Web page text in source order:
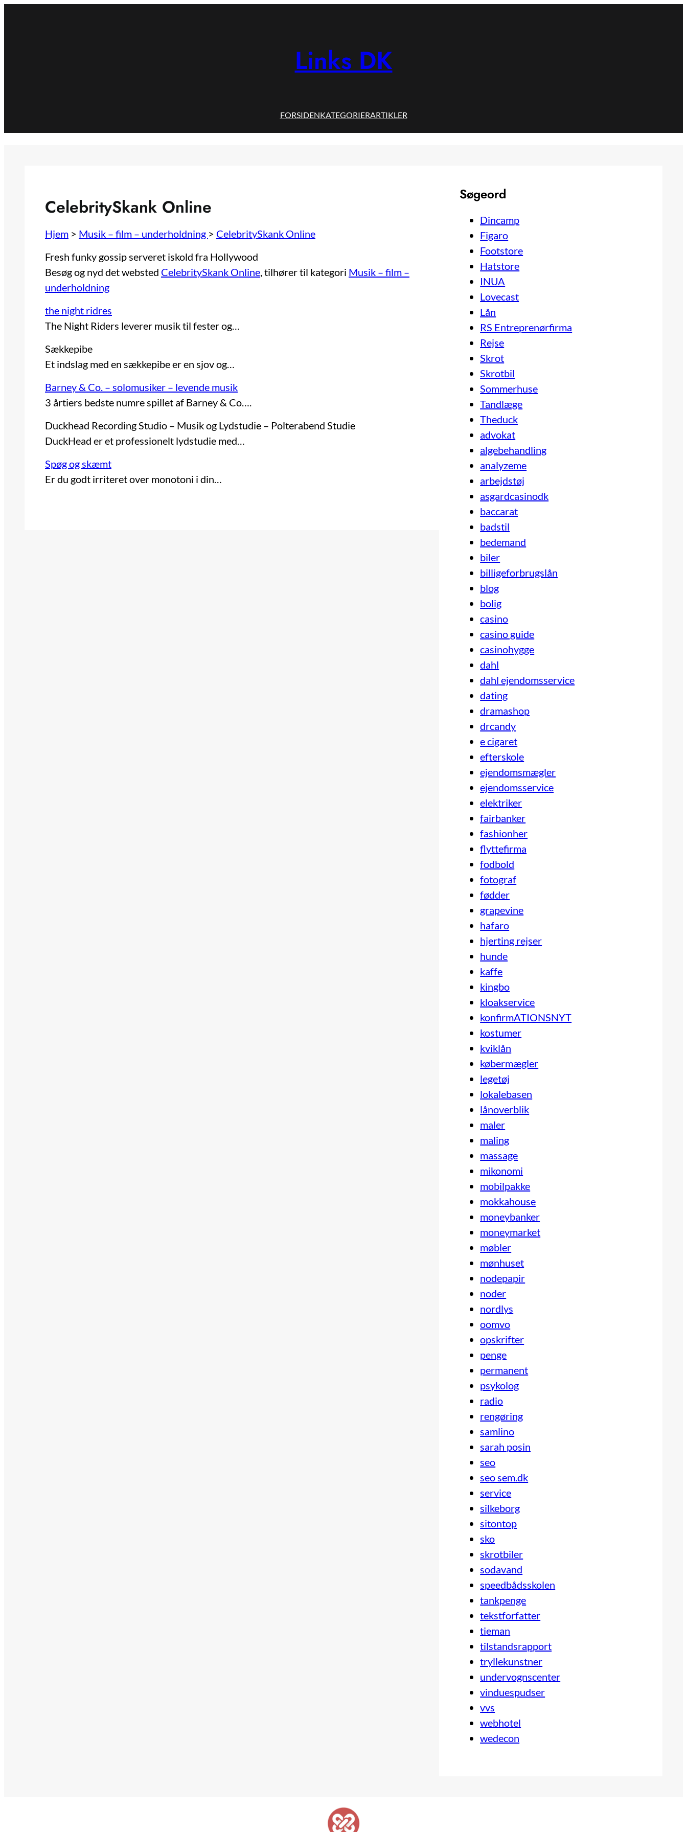
Links DK
FORSIDENKATEGORIERARTIKLER
CelebritySkank Online
Hjem > Musik – film – underholdning > CelebritySkank Online
Fresh funky gossip serveret iskold fra Hollywood
Besøg og nyd det websted CelebritySkank Online, tilhører til kategori Musik – film –
underholdning
the night ridres
The Night Riders leverer musik til fester og…
Sækkepibe
Et indslag med en sækkepibe er en sjov og…
Barney & Co. – solomusiker – levende musik
3 årtiers bedste numre spillet af Barney & Co….
Duckhead Recording Studio – Musik og Lydstudie – Polterabend Studie
DuckHead er et professionelt lydstudie med…
Spøg og skæmt
Er du godt irriteret over monotoni i din…
Søgeord
Dincamp
Figaro
Footstore
Hatstore
INUA
Lovecast
Lån
RS Entreprenørfirma
Rejse
Skrot
Skrotbil
Sommerhuse
Tandlæge
Theduck
advokat
algebehandling
analyzeme
arbejdstøj
asgardcasinodk
baccarat
badstil
bedemand
biler
billigeforbrugslån
blog
bolig
casino
casino guide
casinohygge
dahl
dahl ejendomsservice
dating
dramashop
drcandy
e cigaret
efterskole
ejendomsmægler
ejendomsservice
elektriker
fairbanker
fashionher
flyttefirma
fodbold
fotograf
fødder
grapevine
hafaro
hjerting rejser
hunde
kaffe
kingbo
kloakservice
konfirmATIONSNYT
kostumer
kviklån
købermægler
legetøj
lokalebasen
lånoverblik
maler
maling
massage
mikonomi
mobilpakke
mokkahouse
moneybanker
moneymarket
møbler
mønhuset
nodepapir
noder
nordlys
oomvo
opskrifter
penge
permanent
psykolog
radio
rengøring
samlino
sarah posin
seo
seo sem.dk
service
silkeborg
sitontop
sko
skrotbiler
sodavand
speedbådsskolen
tankpenge
tekstforfatter
tieman
tilstandsrapport
tryllekunstner
undervognscenter
vinduespudser
vvs
webhotel
wedecon